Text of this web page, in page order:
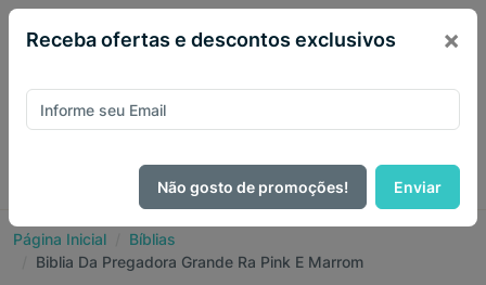
Página Inicial
Bíblias
Biblia Da Pregadora Grande Ra Pink E Marrom
Receba ofertas e descontos exclusivos ×
Não gosto de promoções! Enviar